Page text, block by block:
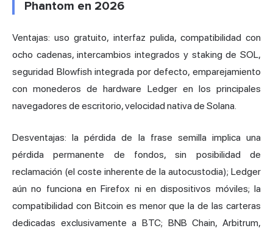
Phantom en 2026
Ventajas: uso gratuito, interfaz pulida, compatibilidad con
ocho cadenas, intercambios integrados y staking de SOL,
seguridad Blowfish integrada por defecto, emparejamiento
con monederos de hardware Ledger en los principales
navegadores de escritorio, velocidad nativa de Solana.
Desventajas: la pérdida de la frase semilla implica una
pérdida permanente de fondos, sin posibilidad de
reclamación (el coste inherente de la autocustodia); Ledger
aún no funciona en Firefox ni en dispositivos móviles; la
compatibilidad con Bitcoin es menor que la de las carteras
dedicadas exclusivamente a BTC; BNB Chain, Arbitrum,